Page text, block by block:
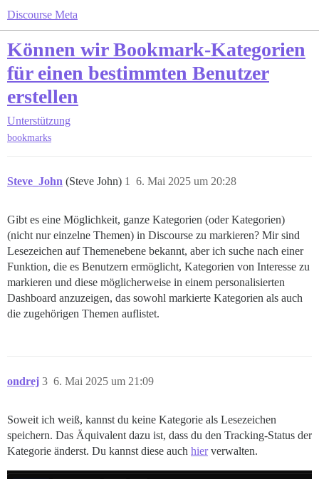
Discourse Meta
Können wir Bookmark-Kategorien
für einen bestimmten Benutzer
erstellen
Unterstützung
bookmarks
Steve_John (Steve John) 6. Mai 2025 um 20:28
1
Gibt es eine Möglichkeit, ganze Kategorien (oder Kategorien)
(nicht nur einzelne Themen) in Discourse zu markieren? Mir sind
Lesezeichen auf Themenebene bekannt, aber ich suche nach einer
Funktion, die es Benutzern ermöglicht, Kategorien von Interesse zu
markieren und diese möglicherweise in einem personalisierten
Dashboard anzuzeigen, das sowohl markierte Kategorien als auch
die zugehörigen Themen auflistet.
ondrej 6. Mai 2025 um 21:09
3
Soweit ich weiß, kannst du keine Kategorie als Lesezeichen
speichern. Das Äquivalent dazu ist, dass du den Tracking-Status der
Kategorie änderst. Du kannst diese auch hierverwalten.